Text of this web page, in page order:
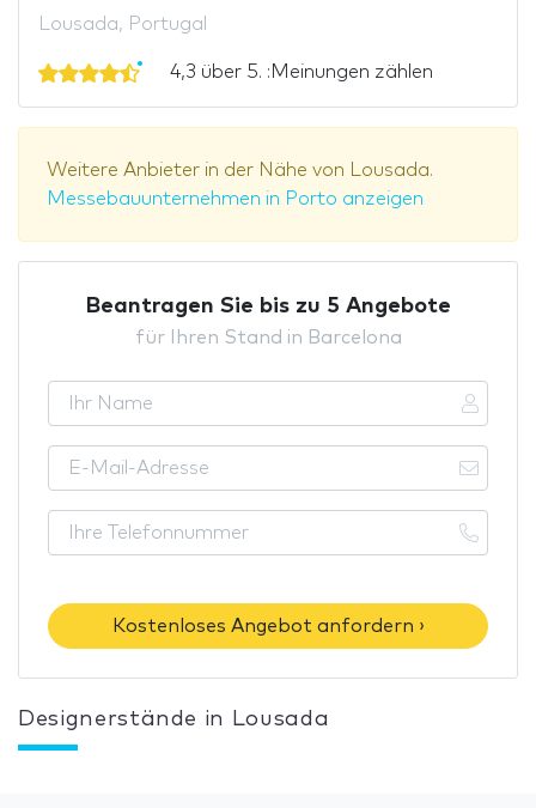
Lousada, Portugal
4,3 über 5. :Meinungen zählen
Weitere Anbieter in der Nähe von Lousada.
Messebauunternehmen in Porto anzeigen
Beantragen Sie bis zu 5 Angebote
für Ihren Stand in Barcelona
Kostenloses Angebot anfordern ›
Designerstände in Lousada